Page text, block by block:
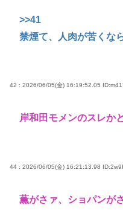
>>41
禁煙て、人肉が苦くな
42 : 2026/06/05(金) 16:19:52.05
岸和田モメンのスレか
44 : 2026/06/05(金) 16:21:13.98
薫がさァ、ショパンが